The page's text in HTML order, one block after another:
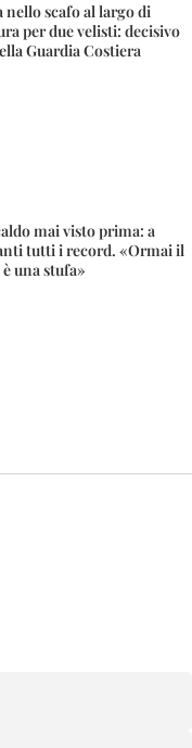
nello scafo al largo di
per due velisti: decisivo
Guardia Costiera
mai visto prima: a
tutti i record. «Ormai il
una stufa»